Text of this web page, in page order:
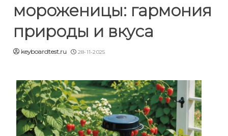
мороженицы: гармония
природы и вкуса
keyboardtest.ru 28-11-2025